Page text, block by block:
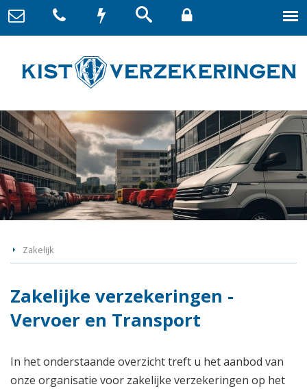
Zakelijk
Zakelijke verzekeringen -
Vervoer en Transport
In het onderstaande overzicht treft u het aanbod van
onze organisatie voor zakelijke verzekeringen op het